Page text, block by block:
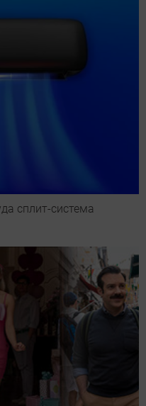
сплит-система